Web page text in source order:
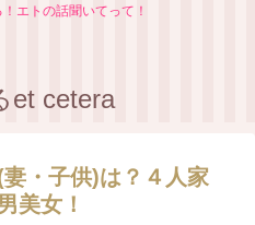
エトの話聞いてって！
et cetera
・子供)は？４人家
美女！